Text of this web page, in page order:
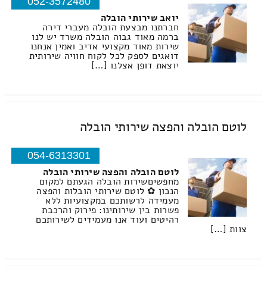
יואב שירותי הובלה
חברתנו מבצעת הובלה מעברי דירה
ברמה מאוד גבוה הובלה משרד יש לנו
שירות מאוד מקצועי אדיב ואמין אנחנו
דואגים לספק לכל לקוח חוויה שירותית
יוצאת דופן אצלנו […]
לוטם הובלה והפצה שירותי הובלה
054-6313301
לוטם הובלה והפצה שירותי הובלה
מחפשיםשירות הובלה הגעתם למקום
הנכון ✿ לוטם שירותי הובלות והפצה
מעמידה לרשותכם במקצועיות ללא
פשרות בין שירותינו: פירוק והרכבת
רהיטים ועוד אנו מעמידים לשירותכם
צוות […]